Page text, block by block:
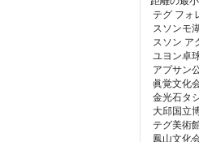
テグ フォ
スソンモ
スソン ア
ユヨン卓
アプサン
眞覚文化
金光石タ
大邱国立
テグ美術
鳳山文化